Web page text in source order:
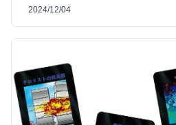
2024/12/04